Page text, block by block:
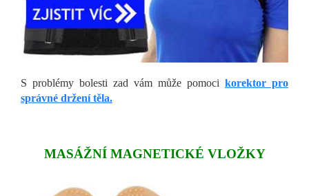
S problémy bolesti zad vám může pomoci korektor pro
správné držení těla.
MASÁŽNÍ MAGNETICKÉ VLOŽKY